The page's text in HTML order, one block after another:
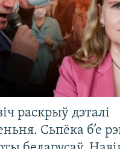
раскрыў дэталі
Сьпёка б’е